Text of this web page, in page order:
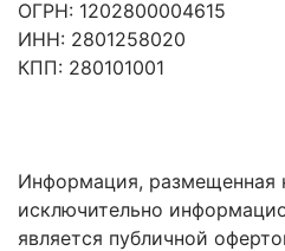
ОГРН: 1202800004615
ИНН: 2801258020
КПП: 280101001
Информация, размещенная
исключительно
является публичной